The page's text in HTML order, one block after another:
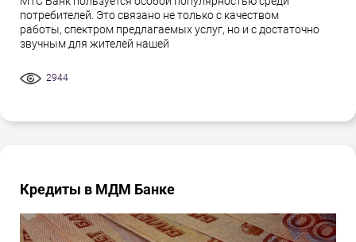
потребителей. Это связано не только с качеством
работы, спектром предлагаемых услуг, но и с достаточно
звучным для жителей нашей
2944
Кредиты в МДМ Банке